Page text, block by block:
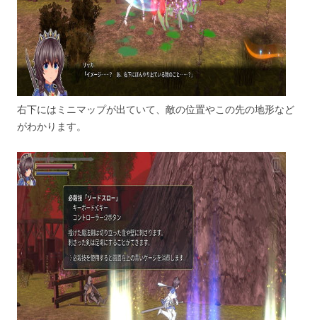
右下にはミニマップが出ていて、敵の位置やこの先の地形など
がわかります。